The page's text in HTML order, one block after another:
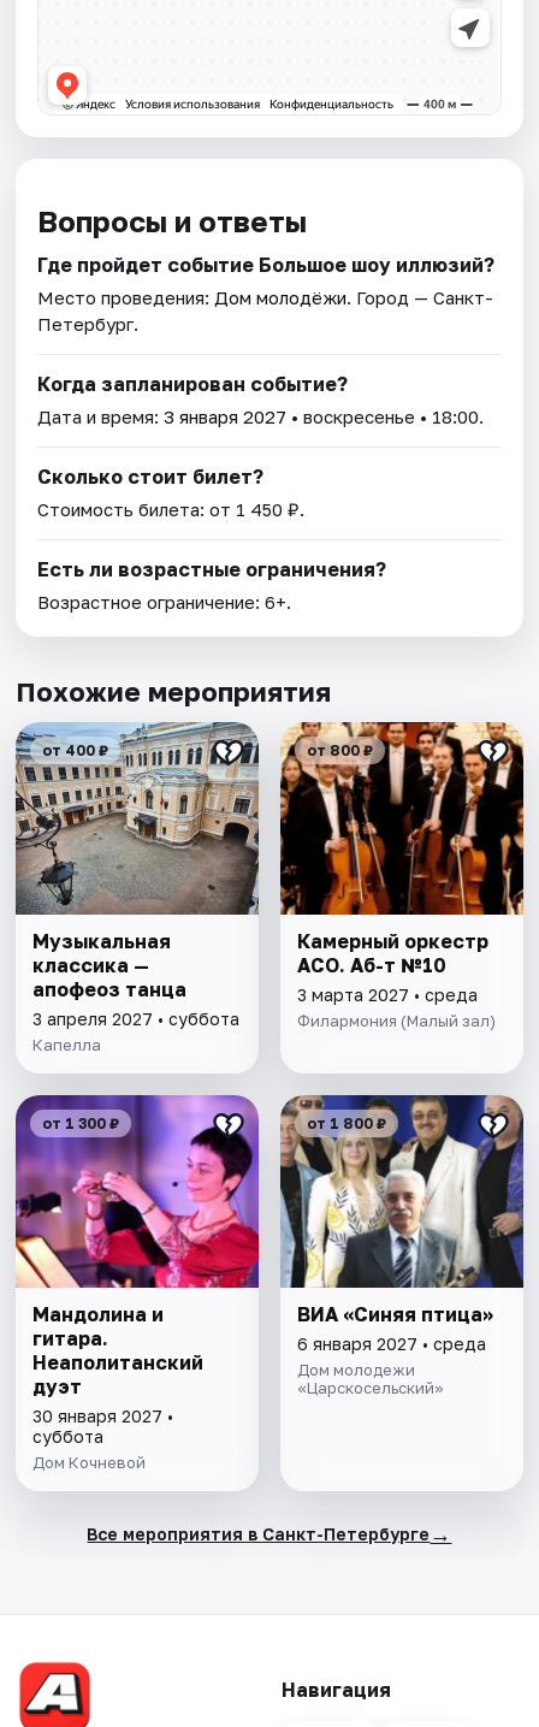
Вопросы и ответы
Где пройдет событие Большое шоу иллюзий?
Место проведения: Дом молодёжи. Город — Санкт-
Петербург.
Когда запланирован событие?
Дата и время:3 января 2027 • воскресенье • 18:00.
Сколько стоит билет?
Стоимость билета: от 1 450 ₽.
Есть ли возрастные ограничения?
Возрастное ограничение: 6+.
Похожие мероприятия
от 400 ₽
Музыкальная
классика —
апофеоз танца
3 апреля 2027 • суббота
Капелла
от 800 ₽
Камерный оркестр
АСО. Аб-т №10
3 марта 2027 • среда
Филармония (Малый зал)
от 1 300 ₽
Мандолина и
гитара.
Неаполитанский
дуэт
30 января 2027 •
суббота
Дом Кочневой
от 1 800 ₽
ВИА «Синяя птица»
6 января 2027 • среда
Дом молодежи
«Царскосельский»
Все мероприятия в Санкт-Петербурге →
Навигация